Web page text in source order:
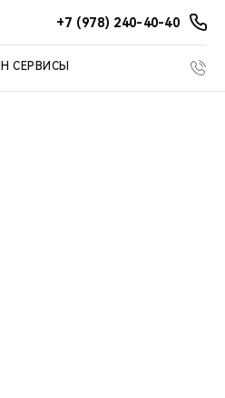
+7 (978) 240-40-40
СЕРВИСЫ